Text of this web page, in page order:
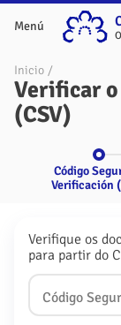
Menú
Inicio /
Verificar
(CSV)
Código
Verificación
Verifique os
para partir do
Código